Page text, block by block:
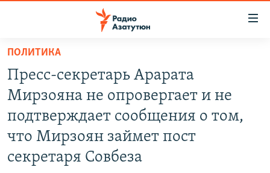
Перейти
основному
содержанию
Перейти
основной
навигации
Перейти
НОВОСТИ
ПОЛИТИКА
ОБЩЕСТВО
ЭКОНОМИКА
ПОЛИТИКА
Пресс-секретарь Арарата
Мирзояна не опровергает и не
подтверждает сообщения о том,
что Мирзоян займет пост
секретаря Совбеза